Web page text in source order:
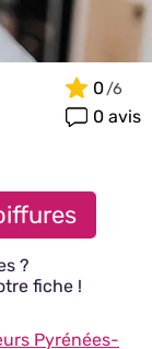
0
0 avis
?
fiche !
Pyrénées-